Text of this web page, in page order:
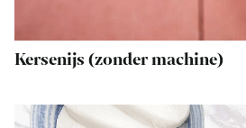
Kersenijs (zonder machine)